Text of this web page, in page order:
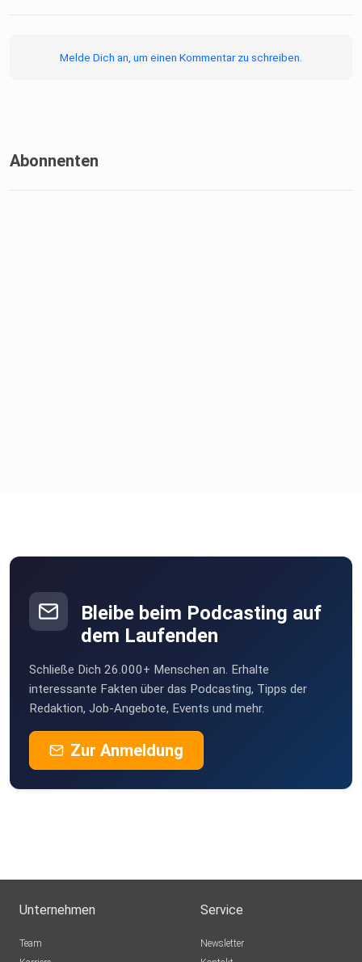
Melde Dich an, um einen Kommentar zu schreiben.
Abonnenten
Bleibe beim Podcasting auf
dem Laufenden
Schließe Dich 26.000+ Menschen an. Erhalte
interessante Fakten über das Podcasting, Tipps der
Redaktion, Job-Angebote, Events und mehr.
Zur Anmeldung
Unternehmen
Team
Service
Newsletter